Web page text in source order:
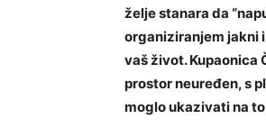
želje stanara da
organiziranjem jakni
vaš život. Kupaonica
prostor neuređen, s
moglo ukazivati ​​na